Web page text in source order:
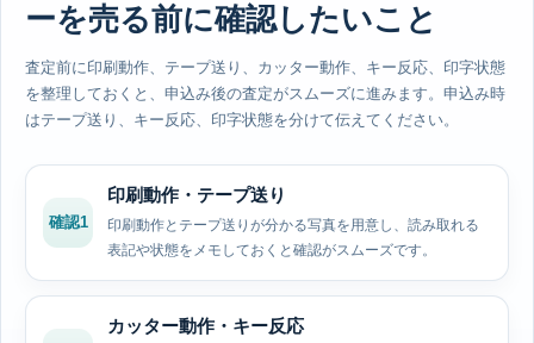
ーを売る前に確認したいこと
査定前に印刷動作、テープ送り、カッター動作、キー反応、印字状態
を整理しておくと、申込み後の査定がスムーズに進みます。申込み時
はテープ送り、キー反応、印字状態を分けて伝えてください。
確認1
印刷動作・テープ送り
印刷動作とテープ送りが分かる写真を用意し、読み取れる
表記や状態をメモしておくと確認がスムーズです。
カッター動作・キー反応